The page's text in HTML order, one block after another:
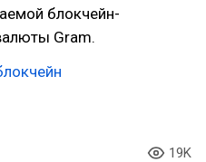
блокчейн-
Gram.
19K